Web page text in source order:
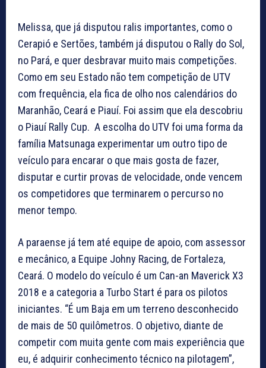
Melissa, que já disputou ralis importantes, como o
Cerapió e Sertões, também já disputou o Rally do Sol,
no Pará, e quer desbravar muito mais competições.
Como em seu Estado não tem competição de UTV
com frequência, ela fica de olho nos calendários do
Maranhão, Ceará e Piauí. Foi assim que ela descobriu
o Piauí Rally Cup. A escolha do UTV foi uma forma da
família Matsunaga experimentar um outro tipo de
veículo para encarar o que mais gosta de fazer,
disputar e curtir provas de velocidade, onde vencem
os competidores que terminarem o percurso no
menor tempo.
A paraense já tem até equipe de apoio, com assessor
e mecânico, a Equipe Johny Racing, de Fortaleza,
Ceará. O modelo do veículo é um Can-an Maverick X3
2018 e a categoria a Turbo Start é para os pilotos
iniciantes. “É um Baja em um terreno desconhecido
de mais de 50 quilômetros. O objetivo, diante de
competir com muita gente com mais experiência que
eu, é adquirir conhecimento técnico na pilotagem”,